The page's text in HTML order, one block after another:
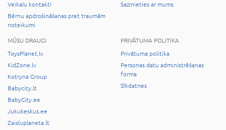
Veikalu kontakti
Bērnu apdrošināšanas pret traumām
noteikumi
Sazinieties ar mums
MŪSU DRAUGI
ToysPlanet.lv
KidZone.lv
Kotryna Group
Babycity.lt
BabyCity.ee
Jukukeskus.ee
Zaisluplaneta.lt
PRIVĀTUMA POLITIKA
Privātuma politika
Personas datu administrēšanas
forma
Sīkdatnes